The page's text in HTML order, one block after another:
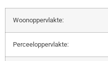
Woonoppervlakte:
Perceeloppervlakte: